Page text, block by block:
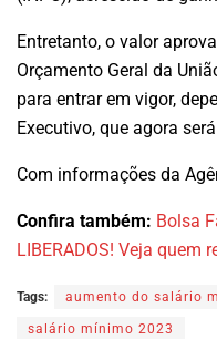
Entretanto, o valor
Orçamento Geral da
para entrar em vigor,
Executivo, que agora
Com informações da
Confira também: Bolsa
LIBERADOS! Veja quem
Tags: aumento do salário
salário mínimo 2023